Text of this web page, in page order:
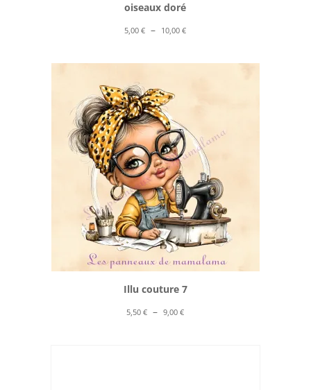
oiseaux doré
5,00€ – 10,00€Plage
prix :
Illu couture 7
5,50€ – 9,00€Plage